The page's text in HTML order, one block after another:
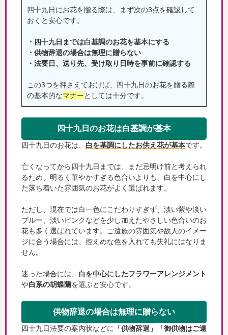
四十九日にお花を贈る際は、まず次の3点を確認して
おくと安心です。
・四十九日までは白基調のお花を基本にする
・供物辞退の場合は無理に贈らない
・法要日、送り先、受け取り日時を事前に確認する
この3つを押さえておけば、四十九日のお花を贈る際
の基本的なマナーとしては十分です。
四十九日のお花は白基調が基本
四十九日のお花は、 白を基調にしたお供え花が基本です。
亡くなってから四十九日までは、まだ忌明け前と考えられ
るため、明るく華やかすぎる色合いよりも、白を中心にし
た落ち着いた雰囲気のお花がよく選ばれます。
ただし、現在では白一色にこだわりすぎず、淡い紫や淡い
ブルー、淡いピンクなどを少し加えたやさしい色合いのお
花も多く選ばれています。ご遺族の雰囲気や故人のイメー
ジに合う場合には、控えめな色を入れても失礼にはなりま
せん。
迷った場合には、 白を中心にしたフラワーアレンジメント
や白系の胡蝶蘭を選ぶと安心です。
供物辞退の場合は無理に贈らない
四十九日法要の案内状などに 「供物辞退」「御供物はご遠